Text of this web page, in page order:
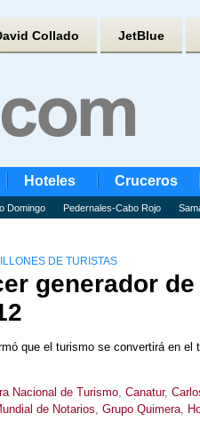
Collado JetBlue
Hoteles Cruceros
Domingo Pedernales-Cabo Rojo
DE TURISTAS
generador
que el turismo se convertirá en el
Nacional de Turismo, Canatur,
de Notarios, Grupo Quimera,